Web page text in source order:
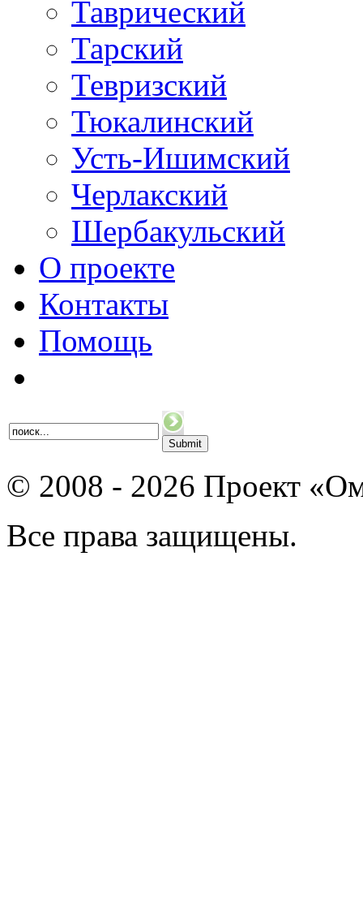
Таврический
Тарский
Тевризский
Тюкалинский
Усть-Ишимский
Черлакский
Шербакульский
О проекте
Контакты
Помощь
© 2008 - 2026 Проект
Все права защищены.